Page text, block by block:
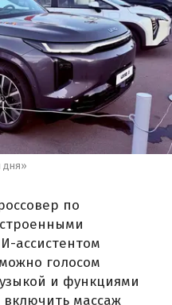
дня»
по
ассистентом
голосом
и функциями
массаж